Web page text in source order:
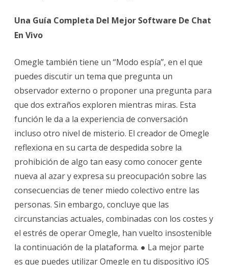
Una Guía Completa Del Mejor Software De Chat
En Vivo
Omegle también tiene un “Modo espía”, en el que
puedes discutir un tema que pregunta un
observador externo o proponer una pregunta para
que dos extraños exploren mientras miras. Esta
función le da a la experiencia de conversación
incluso otro nivel de misterio. El creador de Omegle
reflexiona en su carta de despedida sobre la
prohibición de algo tan easy como conocer gente
nueva al azar y expresa su preocupación sobre las
consecuencias de tener miedo colectivo entre las
personas. Sin embargo, concluye que las
circunstancias actuales, combinadas con los costes y
el estrés de operar Omegle, han vuelto insostenible
la continuación de la plataforma. ● La mejor parte
es que puedes utilizar Omegle en tu dispositivo iOS